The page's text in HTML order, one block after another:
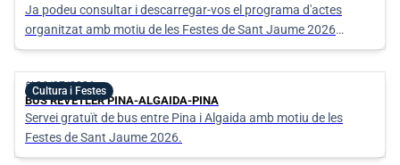
Ja podeu consultar i descarregar-vos el programa d'actes
organitzat amb motiu de les Festes de Sant Jaume 2026
d'Algaida.
Cultura i Festes
calendar_today06/07/2026
BUS REVETLER PINA-ALGAIDA-PINA
Servei gratuït de bus entre Pina i Algaida amb motiu de les
Festes de Sant Jaume 2026.